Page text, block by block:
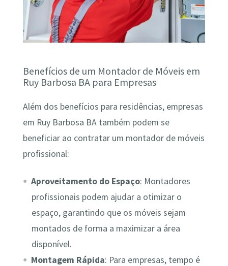
Benefícios de um Montador de Móveis em
Ruy Barbosa BA para Empresas
Além dos benefícios para residências, empresas
em Ruy Barbosa BA também podem se
beneficiar ao contratar um montador de móveis
profissional:
Aproveitamento do Espaço: Montadores
profissionais podem ajudar a otimizar o
espaço, garantindo que os móveis sejam
montados de forma a maximizar a área
disponível.
Montagem Rápida: Para empresas, tempo é